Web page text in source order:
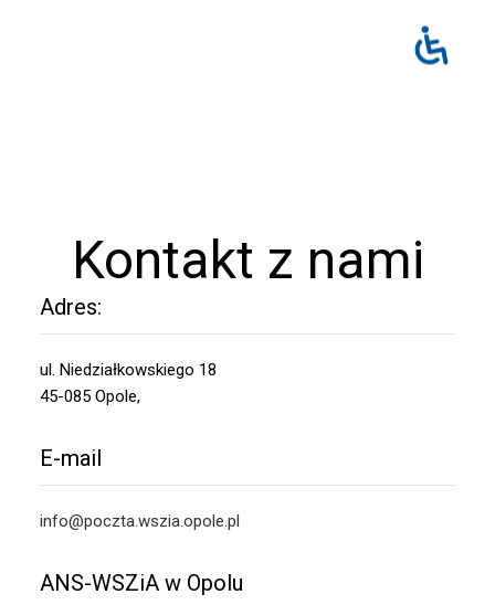
Kontakt z nami
Adres:
ul. Niedziałkowskiego 18
45-085 Opole,
E-mail
info@poczta.wszia.opole.pl
ANS-WSZiA w Opolu